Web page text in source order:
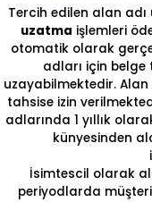
Tercih edilen alan adı
uzatma işlemleri
otomatik olarak
adları için
uzayabilmektedir. Alan
tahsise izin
adlarında 1 yıllık
künyesinden
İsimtescil olarak
periyodlarda